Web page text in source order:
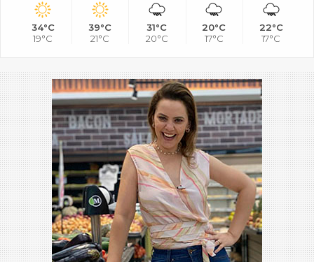
34°C
19°C
39°C
21°C
31°C
20°C
20°C
17°C
22°C
17°C